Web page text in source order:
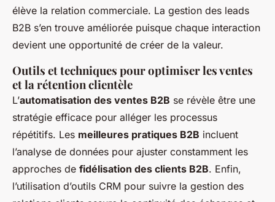
élève la relation commerciale. La gestion des leads
B2B s’en trouve améliorée puisque chaque interaction
devient une opportunité de créer de la valeur.
Outils et techniques pour optimiser les ventes
et la rétention clientèle
L’automatisation des ventes B2B se révèle être une
stratégie efficace pour alléger les processus
répétitifs. Les meilleures pratiques B2B incluent
l’analyse de données pour ajuster constamment les
approches de fidélisation des clients B2B. Enfin,
l’utilisation d’outils CRM pour suivre la gestion des